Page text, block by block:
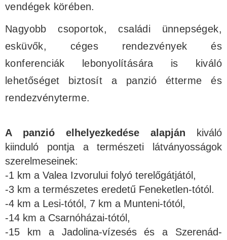
vendégek körében.
Nagyobb csoportok, családi ünnepségek,
esküvők, céges rendezvények és
konferenciák lebonyolítására is kiváló
lehetőséget biztosít a panzió étterme és
rendezvényterme.
A panzió elhelyezkedése alapján kiváló
kiinduló pontja a természeti látványosságok
szerelmeseinek:
-1 km a Valea Izvorului folyó terelőgátjától,
-3 km a természetes eredetű Feneketlen-tótól.
-4 km a Lesi-tótól, 7 km a Munteni-tótól,
-14 km a Csarnóházai-tótól,
-15 km a Jadolina-vízesés és a Szerenád-